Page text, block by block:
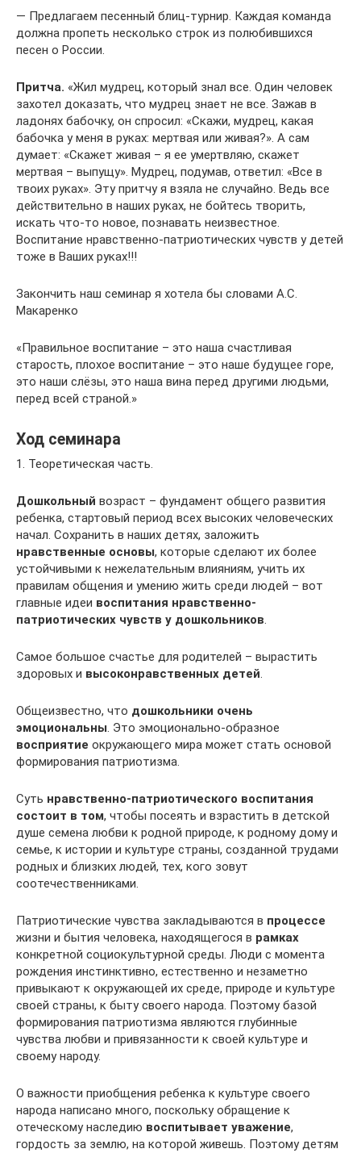
— Предлагаем песенный блиц-турнир. Каждая команда
должна пропеть несколько строк из полюбившихся
песен о России.
Притча. «Жил мудрец, который знал все. Один человек
захотел доказать, что мудрец знает не все. Зажав в
ладонях бабочку, он спросил: «Скажи, мудрец, какая
бабочка у меня в руках: мертвая или живая?». А сам
думает: «Скажет живая – я ее умертвляю, скажет
мертвая – выпущу». Мудрец, подумав, ответил: «Все в
твоих руках». Эту притчу я взяла не случайно. Ведь все
действительно в наших руках, не бойтесь творить,
искать что-то новое, познавать неизвестное.
Воспитание нравственно-патриотических чувств у детей
тоже в Ваших руках!!!
Закончить наш семинар я хотела бы словами А.С.
Макаренко
«Правильное воспитание – это наша счастливая
старость, плохое воспитание – это наше будущее горе,
это наши слёзы, это наша вина перед другими людьми,
перед всей страной.»
Ход семинара
1. Теоретическая часть.
Дошкольный возраст – фундамент общего развития
ребенка, стартовый период всех высоких человеческих
начал. Сохранить в наших детях, заложить
нравственные основы, которые сделают их более
устойчивыми к нежелательным влияниям, учить их
правилам общения и умению жить среди людей – вот
главные идеи воспитания нравственно-
патриотических чувств у дошкольников.
Самое большое счастье для родителей – вырастить
здоровых и высоконравственных детей.
Общеизвестно, что дошкольники очень
эмоциональны. Это эмоционально-образное
восприятие окружающего мира может стать основой
формирования патриотизма.
Суть нравственно-патриотического воспитания
состоит в том, чтобы посеять и взрастить в детской
душе семена любви к родной природе, к родному дому и
семье, к истории и культуре страны, созданной трудами
родных и близких людей, тех, кого зовут
соотечественниками.
Патриотические чувства закладываются в процессе
жизни и бытия человека, находящегося в рамках
конкретной социокультурной среды. Люди с момента
рождения инстинктивно, естественно и незаметно
привыкают к окружающей их среде, природе и культуре
своей страны, к быту своего народа. Поэтому базой
формирования патриотизма являются глубинные
чувства любви и привязанности к своей культуре и
своему народу.
О важности приобщения ребенка к культуре своего
народа написано много, поскольку обращение к
отеческому наследию воспитывает уважение,
гордость за землю, на которой живешь. Поэтому детям